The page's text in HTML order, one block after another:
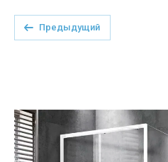
Предыдущий